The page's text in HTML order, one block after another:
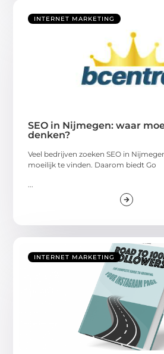
INTERNET MARKETING
SEO in Nijmegen: waar
denken?
Veel bedrijven zoeken SEO in
moeilijk te vinden. Daarom biedt Go
INTERNET MARKETING